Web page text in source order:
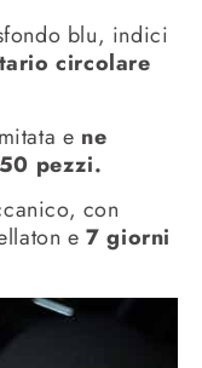
blu, indici
circolare
e ne
pezzi.
con
e7 giorni